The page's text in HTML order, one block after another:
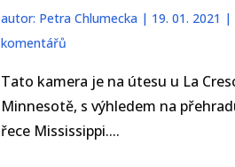
autor: Petra Chlumecka| 19. 01. 2021 |
komentářů
Tato kamera je na útesu u La
Minnesotě, s výhledem na
řece Mississippi....